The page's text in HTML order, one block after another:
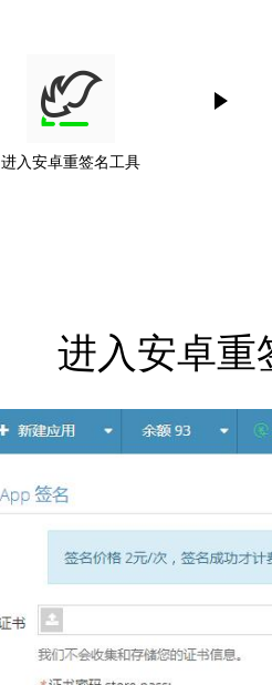
进入安卓重签名工具
进入安卓重